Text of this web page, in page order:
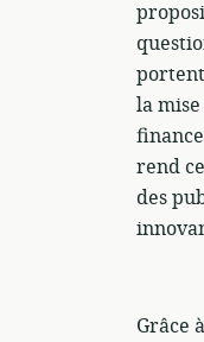
la
rend
des
Grâce